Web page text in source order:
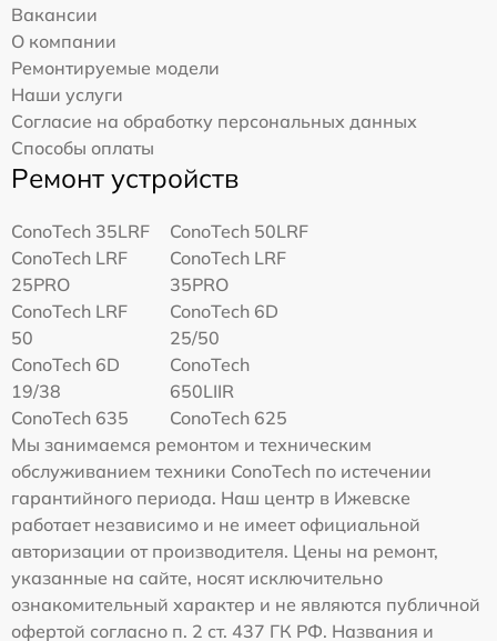
Вакансии
О компании
Ремонтируемые модели
Наши услуги
Согласие на обработку персональных данных
Способы оплаты
Ремонт устройств
ConoTech 35LRF
ConoTech 50LRF
ConoTech LRF
25PRO
ConoTech LRF
35PRO
ConoTech LRF
50
ConoTech 6D
25/50
ConoTech 6D
19/38
ConoTech
650LIIR
ConoTech 635
ConoTech 625
Мы занимаемся ремонтом и техническим
обслуживанием техники ConoTech по истечении
гарантийного периода. Наш центр в Ижевске
работает независимо и не имеет официальной
авторизации от производителя. Цены на ремонт,
указанные на сайте, носят исключительно
ознакомительный характер и не являются публичной
офертой согласно п. 2 ст. 437 ГК РФ. Названия и